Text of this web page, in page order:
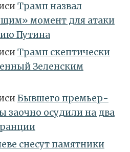
Трамп назвал
момент для атаки
Путина
Трамп скептически
Зеленским
Бывшего премьер-
заочно осудили на два
снесут памятники